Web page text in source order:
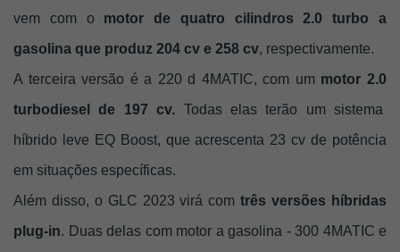
vem com o motor de quatro cilindros 2.0 turbo a
gasolina que produz 204 cv e 258 cv, respectivamente.
A terceira versão é a 220 d 4MATIC, com um motor 2.0
turbodiesel de 197 cv. Todas elas terão um sistema
híbrido leve EQ Boost, que acrescenta 23 cv de potência
em situações específicas.
Além disso, o GLC 2023 virá com três versões híbridas
plug-in. Duas delas com motor a gasolina - 300 4MATIC e